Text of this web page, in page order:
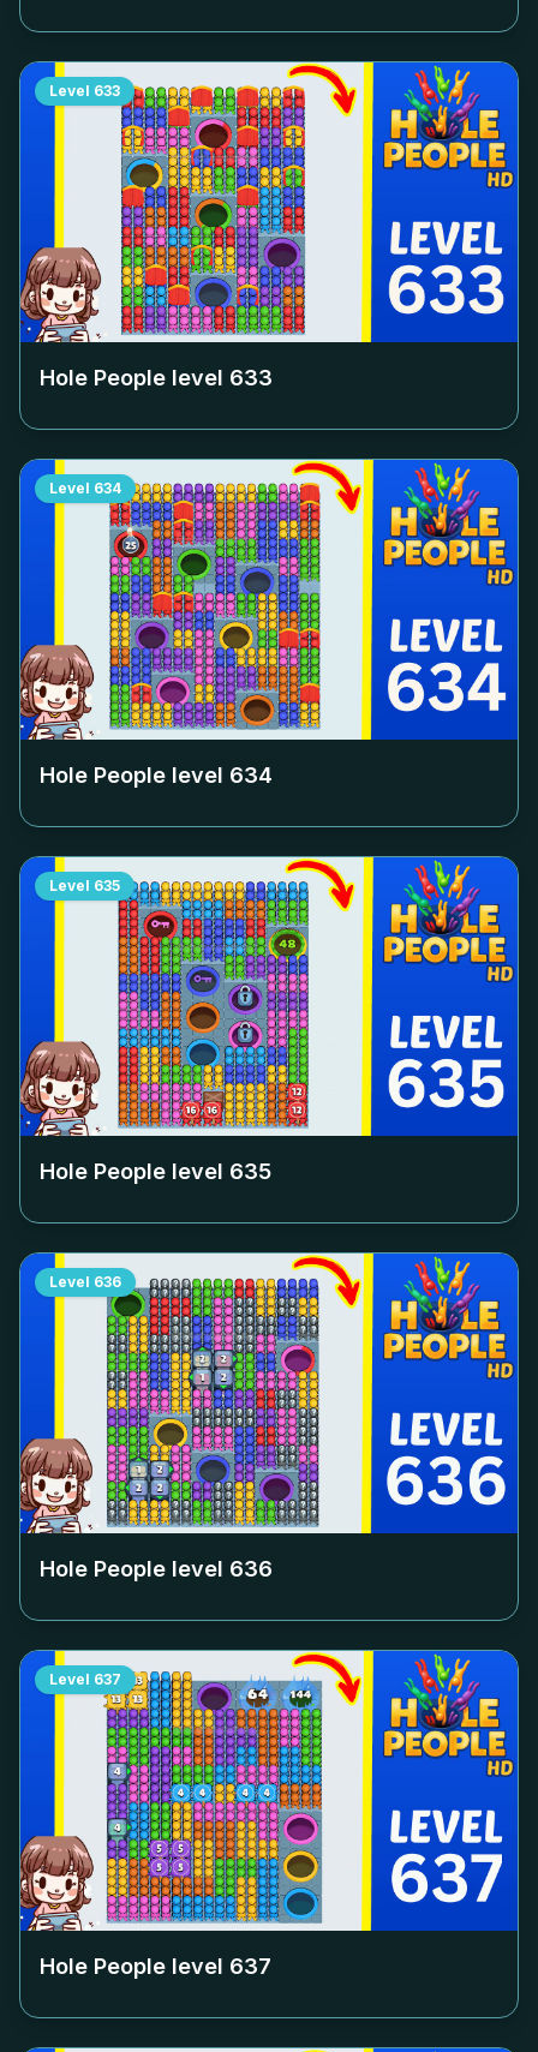
Level 633
Hole People level 633
Level 634
Hole People level 634
Level 635
Hole People level 635
Level 636
Hole People level 636
Level 637
Hole People level 637